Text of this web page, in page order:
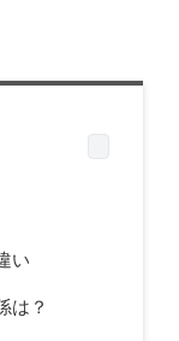
い
は？